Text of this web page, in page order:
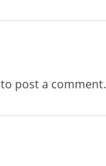
to post a comment.